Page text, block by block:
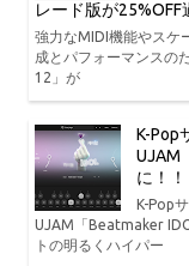
レード版が25%OFF
強力なMIDI機能やスケ
成とパフォーマンスの
12」が
K-Pop
UJAM
に！！
K-Pop
UJAM「Beatmaker
トの明るくハイパー